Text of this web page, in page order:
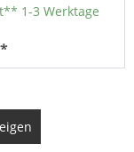
1-3 Werktage